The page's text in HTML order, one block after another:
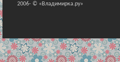
2006- © «Владимирка.ру»